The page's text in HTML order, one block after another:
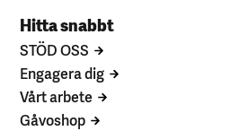
Hitta snabbt
STÖD OSS
Engagera dig
Vårt arbete
Gåvoshop